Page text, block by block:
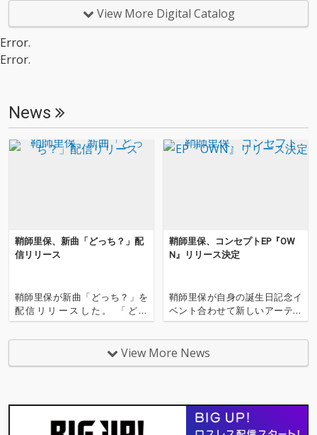
にしたミッドテンポト
なさを帯びた世界観を
構築している。また本
作では、ラップパート
も取り入れ、歌唱とリ
EYEやSIRUP、iri、yam
a、MAZZEL、Aile The
Shotaなど、国内外の
担当。作詞は、ME:I、a
espa、milet、NiziU、
提供でも知られるYwe
（Yui Mugino）が手が
けている。
にしたミッドテンポト
構築している。また本
作では、ラップパート
も取り入れ、歌唱とリ
EYEやSIRUP、iri、yam
a、MAZZEL、Aile The
Shotaなど、国内外の
担当。作詞は、ME:I、a
espa、milet、NiziU、
提供でも知られるYwe
（Yui Mugino）が手が
けている。
View More Digital Catalog
Error.
Error.
News
鞘師里保、新曲「どっち？」配
信リリース
鞘師里保が新曲「どっち？」を
配信リリースした。 「どっ
ち？」は、SNSや情報が溢れる
現代の中で「本当に自分が好き
なものは何か」「どんな選択を
したいのか」と迷いながらも自
Furui Rihoと鞘師里
鞘師里保、コンセプトEP『OW
N』リリース決定
鞘師里保が自身の誕生日記念イ
ベント合わせて新しいアーティ
スト写真を公開。 新作EP『OW
N』を9月2日にパッケージリリ
ースすることが発表した。 『O
WN』は、“Own your mistakes
不
View More News